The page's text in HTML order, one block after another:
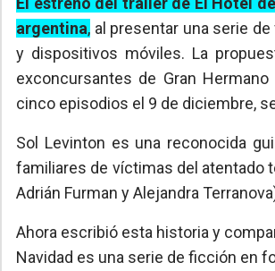
argentina, al presentar una serie
y dispositivos móviles. La
exconcursantes de Gran
cinco episodios el 9 de diciembre,
Sol Levinton es una reconocida
familiares de víctimas del atentado
Adrián Furman y Alejandra
Ahora escribió esta historia y
Navidad es una serie de ficción en